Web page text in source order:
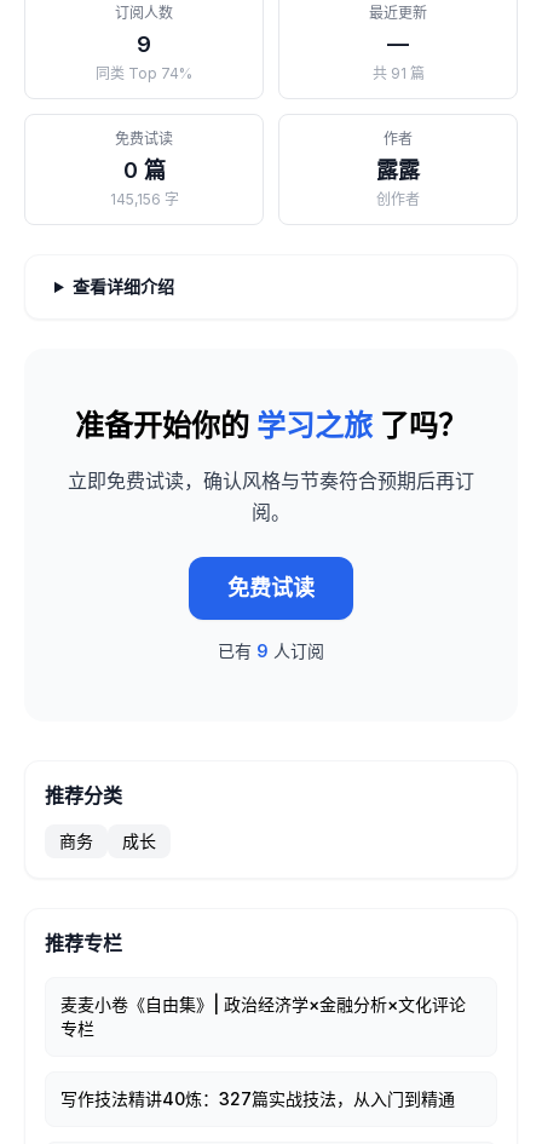
订阅人数
9
同类 Top 74%
最近更新
—
共 91 篇
免费试读
0 篇
145,156 字
作者
露露
创作者
查看详细介绍
准备开始你的 学习之旅 了吗？
立即免费试读，确认风格与节奏符合预期后再订
阅。
免费试读
已有 9 人订阅
推荐分类
商务 成长
推荐专栏
麦麦小卷《自由集》| 政治经济学×金融分析×文化评论
专栏
写作技法精讲40炼：327篇实战技法，从入门到精通